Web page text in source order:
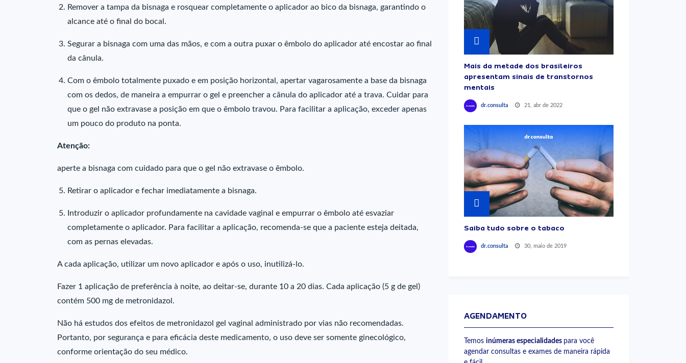
Remover a tampa da bisnaga e rosquear completamente o aplicador ao bico da bisnaga, garantindo o
alcance até o final do bocal.
Segurar a bisnaga com uma das mãos, e com a outra puxar o êmbolo do aplicador até encostar ao final
da cânula.
Com o êmbolo totalmente puxado e em posição horizontal, apertar vagarosamente a base da bisnaga
com os dedos, de maneira a empurrar o gel e preencher a cânula do aplicador até a trava. Cuidar para
que o gel não extravase a posição em que o êmbolo travou. Para facilitar a aplicação, exceder apenas
um pouco do produto na ponta.
Atenção:
aperte a bisnaga com cuidado para que o gel não extravase o êmbolo.
Retirar o aplicador e fechar imediatamente a bisnaga.
Introduzir o aplicador profundamente na cavidade vaginal e empurrar o êmbolo até esvaziar
completamente o aplicador. Para facilitar a aplicação, recomenda-se que a paciente esteja deitada,
com as pernas elevadas.
A cada aplicação, utilizar um novo aplicador e após o uso, inutilizá-lo.
Fazer 1 aplicação de preferência à noite, ao deitar-se, durante 10 a 20 dias. Cada aplicação (5 g de gel)
contém 500 mg de metronidazol.
Não há estudos dos efeitos de metronidazol gel vaginal administrado por vias não recomendadas.
Portanto, por segurança e para eficácia deste medicamento, o uso deve ser somente ginecológico,
conforme orientação do seu médico.
Mais da metade dos brasileiros
apresentam sinais de transtornos
mentais
dr.consulta 21, abr de 2022
Saiba tudo sobre o tabaco
dr.consulta 30, maio de 2019
AGENDAMENTO
Temos inúmeras especialidades para você
agendar consultas e exames de maneira rápida